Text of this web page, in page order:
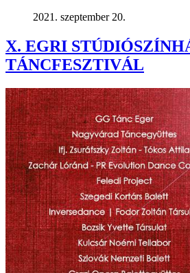
2021. szeptember 20.
X. EGRI
TÁNCFESZTIVÁL